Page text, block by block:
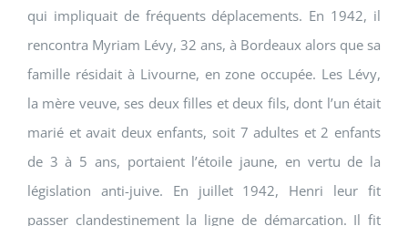
qui impliquait de fréquents déplacements. En 1942, il
rencontra Myriam Lévy, 32 ans, à Bordeaux alors que sa
famille résidait à Livourne, en zone occupée. Les Lévy,
la mère veuve, ses deux filles et deux fils, dont l’un était
marié et avait deux enfants, soit 7 adultes et 2 enfants
de 3 à 5 ans, portaient l’étoile jaune, en vertu de la
législation anti-juive. En juillet 1942, Henri leur fit
passer clandestinement la ligne de démarcation. Il fit